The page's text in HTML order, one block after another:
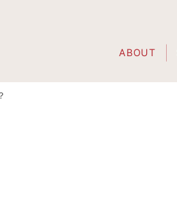
ABOUT